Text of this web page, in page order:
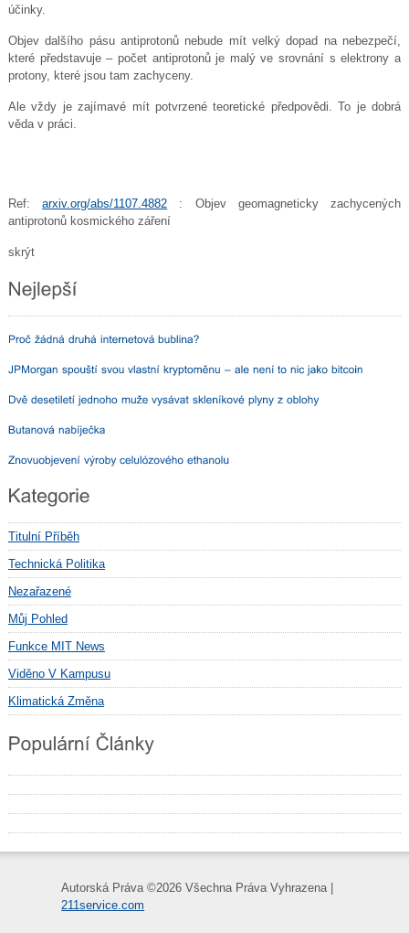
účinky.
Objev dalšího pásu antiprotonů nebude mít velký dopad na nebezpečí,
které představuje – počet antiprotonů je malý ve srovnání s elektrony a
protony, které jsou tam zachyceny.
Ale vždy je zajímavé mít potvrzené teoretické předpovědi. To je dobrá
věda v práci.
Ref:arxiv.org/abs/1107.4882 : Objev geomagneticky zachycených
antiprotonů kosmického záření
skrýt
Titulní Příběh
Technická Politika
Nezařazené
Můj Pohled
Funkce MIT News
Viděno V Kampusu
Klimatická Změna
Autorská Práva ©2026 Všechna Práva Vyhrazena |
211service.com